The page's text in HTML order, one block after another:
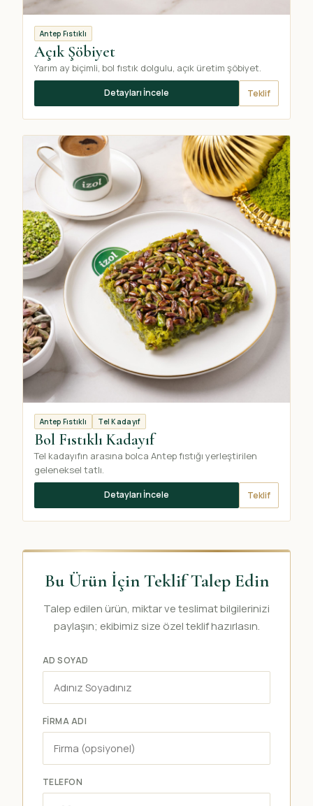
Antep Fıstıklı
Açık Şöbiyet
Yarım ay biçimli, bol fıstık dolgulu, açık üretim şöbiyet.
Detayları İncele Teklif
Antep Fıstıklı Tel Kadayıf
Bol Fıstıklı Kadayıf
Tel kadayıfın arasına bolca Antep fıstığı yerleştirilen
geleneksel tatlı.
Detayları İncele Teklif
Bu Ürün İçin Teklif Talep Edin
Talep edilen ürün, miktar ve teslimat bilgilerinizi
paylaşın; ekibimiz size özel teklif hazırlasın.
AD SOYAD
FIRMA ADI
TELEFON